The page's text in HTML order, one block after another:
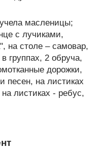
масленицы;
с лучиками,
на столе – самовар,
группах, 2 обруча,
дорожки,
песен, на листиках
листиках - ребус,